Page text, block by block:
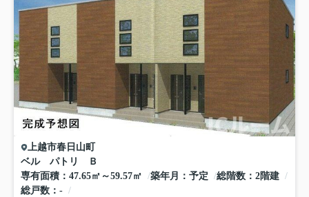
上越市春日山町
ベル パトリ Ｂ
専有面積
47.65㎡～59.57㎡ 築年月 予定 総階数
2階建
総戸数
-